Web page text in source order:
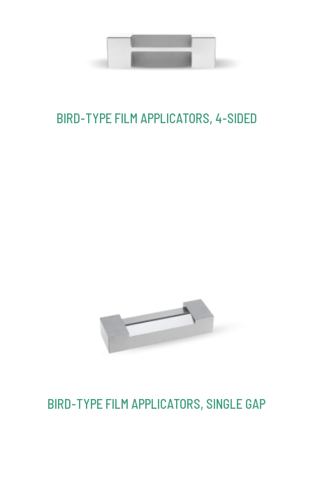
BIRD-TYPE FILM APPLICATORS, 4-SIDED
BIRD-TYPE FILM APPLICATORS, SINGLE GAP